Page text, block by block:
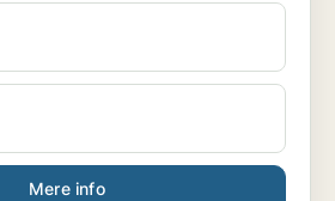
Mere info